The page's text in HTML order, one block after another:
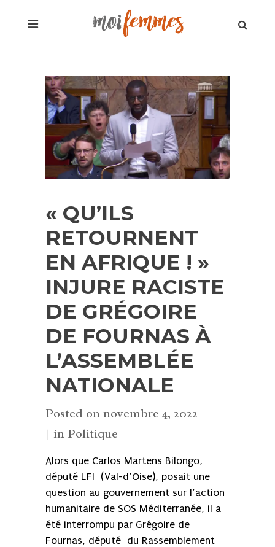
« QU’ILS
RETOURNENT
EN AFRIQUE ! »
INJURE RACISTE
DE GRÉGOIRE
DE FOURNAS À
L’ASSEMBLÉE
NATIONALE
Posted on novembre 4, 2022
in Politique
Alors que Carlos Martens Bilongo,
député LFI (Val-d’Oise), posait une
question au gouvernement sur l’action
humanitaire de SOS Méditerranée, il a
été interrompu par Grégoire de
Fournas, député du Rassemblement